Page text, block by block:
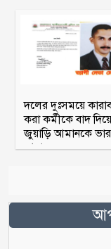
দলের দুঃসময়ে
করা কর্মীকে বাদ দিয়ে
জুয়াড়ি আমানকে
আহ্বায়ক